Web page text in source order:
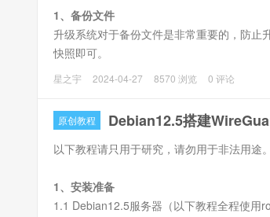
1、备份文件
升级系统对于备份文件是非常重要的，防止
快照即可。
2.1 更新包缓存和升级包到最新版本。
星之宇 2024-04-27 8570 浏览 0 评论
原创教程 Debian12.5搭建
以下教程请只用于研究，请勿用于非法用途。
1、安装准备
1.1 Debian12.5服务器（以下教程全程使用